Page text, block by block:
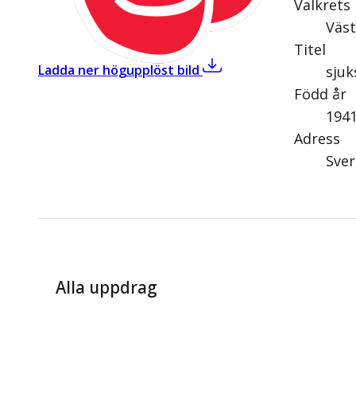
Ladda ner högupplöst bild ,Mariann Ytterberg (S)
Valkrets
Titel
Född år
Adress
Alla uppdrag